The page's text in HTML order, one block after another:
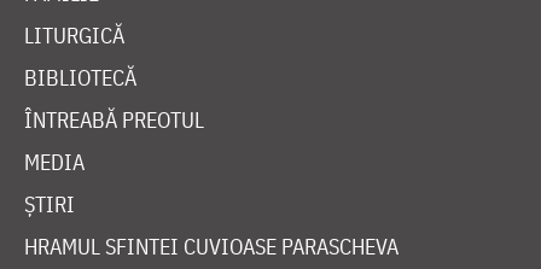
LITURGICĂ
BIBLIOTECĂ
ÎNTREABĂ PREOTUL
MEDIA
ȘTIRI
HRAMUL SFINTEI CUVIOASE PARASCHEVA